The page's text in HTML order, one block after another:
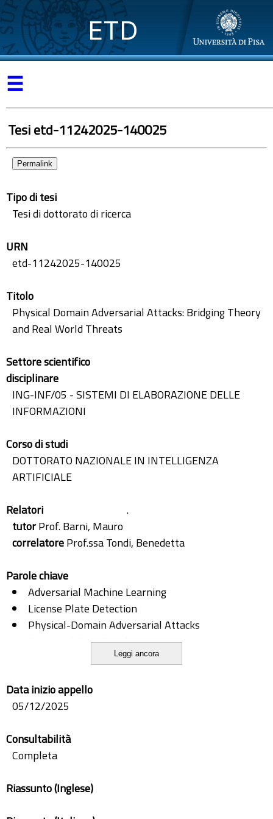
ETD
☰
Tesi etd-11242025-140025
Permalink
Tipo di tesi
Tesi di dottorato di ricerca
URN
etd-11242025-140025
Titolo
Physical Domain Adversarial Attacks: Bridging Theory
and Real World Threats
Settore scientifico
disciplinare
ING-INF/05 - SISTEMI DI ELABORAZIONE DELLE
INFORMAZIONI
Corso di studi
DOTTORATO NAZIONALE IN INTELLIGENZA
ARTIFICIALE
Relatori
.
tutorProf. Barni, Mauro
correlatoreProf.ssa Tondi, Benedetta
Parole chiave
Adversarial Machine Learning
License Plate Detection
Physical-Domain Adversarial Attacks
Print-and-Scan Simulation
Printer Source Attribution
Leggi ancora
Data inizio appello
05/12/2025
Consultabilità
Completa
Riassunto (Inglese)